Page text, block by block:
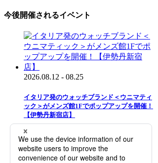
今後開催されるイベント
2026.08.12 - 08.25
イタリア発のウォッチブランド＜ウニマティ
ック＞がメンズ館1Fでポップアップを開催！
【伊勢丹新宿店】